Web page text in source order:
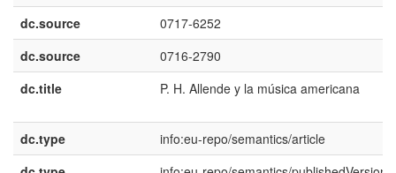
dc.source
0717-6252
dc.source
0716-2790
dc.title
P. H. Allende y la música americana
dc.type
info:eu-repo/semantics/article